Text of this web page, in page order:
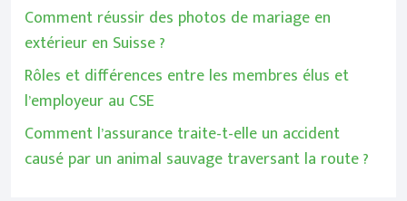
Comment réussir des photos de mariage en
extérieur en Suisse ?
Rôles et différences entre les membres élus et
l’employeur au CSE
Comment l’assurance traite-t-elle un accident
causé par un animal sauvage traversant la route ?